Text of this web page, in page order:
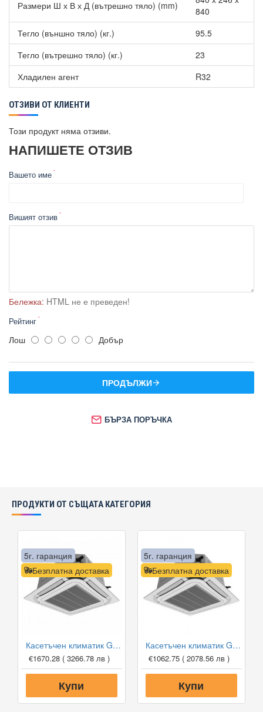
Размери Ш х В х Д (вътрешно тяло) (mm)
840
Тегло (външно тяло) (кг.)
95.5
Тегло (вътрешно тяло) (кг.)
23
Хладилен агент
R32
ОТЗИВИ ОТ КЛИЕНТИ
Този продукт няма отзиви.
НАПИШЕТЕ ОТЗИВ
Вашето име
Вишият отзив
Бележка: HTML не е преведен!
Рейтинг
Лош Добър
ПРОДЪЛЖИ
БЪРЗА ПОРЪЧКА
ПРОДУКТИ ОТ СЪЩАТА КАТЕГОРИЯ
Безплатна доставка
5г. гаранция
Касетъчен климатик Gree GUD71T1/A-S/GUD71W1/NhA-S, 24 000 BTU, Клас A++
€1670.28 ( 3266.78 лв )
Купи
Безплатна доставка
5г. гаранция
Касетъчен климатик Gree GUD35T1/A-S/GUD35W1/NhA-S, 12 000 BTU, Клас A++
€1062.75 ( 2078.56 лв )
Купи